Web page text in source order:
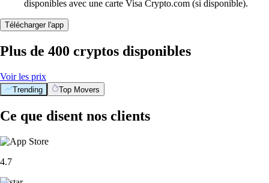
disponibles avec une carte Visa Crypto.com (si disponible).
Télécharger l'app
Plus de 400 cryptos disponibles
Voir les prix
Trending Top Movers
Ce que disent nos clients
4.7